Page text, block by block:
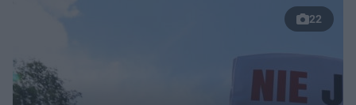
22